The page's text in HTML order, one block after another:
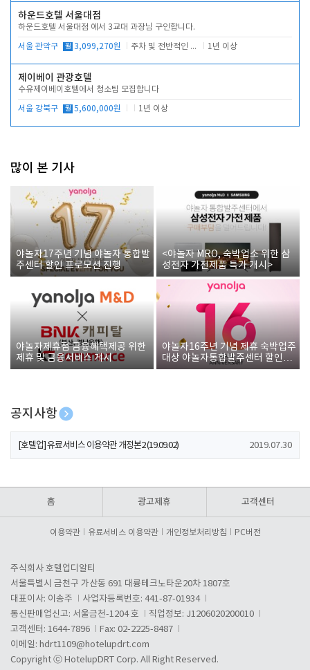
하운드호텔 서울대점
하운드호텔 서울대점 에서 3교대 과장님 구인합니다.
서울 관악구 월 3,099,270원 주차 및 전반적인 당번업무 1년 이상
제이베이 관광호텔
수유제이베이호텔에서 청소팀 모집합니다
서울 강북구 월 5,600,000원 1년 이상
많이 본 기사
야놀자17주년 기념 야놀자 통합발
주센터 할인 프로모션 진행
<야놀자 MRO, 숙박업소 위한 삼
성전자 가전제품 특가 개시>
야놀자제휴점 금융혜택제공 위한
제휴 및 금융서비스 게시
야놀자16주년 기념 제휴 숙박업주
대상 야놀자통합발주센터 할인쿠
폰 증정
공지사항
[호텔업] 개인정보 처리방침 개정본1 (19.09.02)
[호텔업] 유료서비스 이용약관 개정본2 (19.09.02) 2019.07.30
홈 광고제휴 고객센터
이용약관 유료서비스 이용약관 개인정보처리방침 PC버전
주식회사 호텔업디알티
서울특별시 금천구 가산동 691 대륭테크노타운20차 1807호
대표이사: 이송주
사업자등록번호: 441-87-01934
통신판매업신고: 서울금천-1204 호
직업정보: J1206020200010
고객센터: 1644-7896
Fax: 02-2225-8487
이메일: hdrt1109@hotelupdrt.com
Copyright ⓒ HotelupDRT Corp. All Right Reserved.